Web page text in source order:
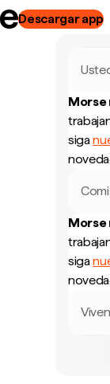
Descargar app
Morse
siga
Morse
siga